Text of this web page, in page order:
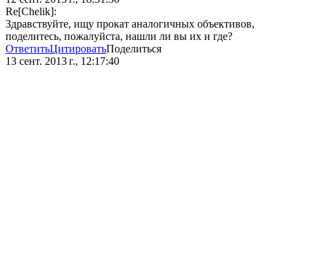
Re[Chelik]:
Здравствуйте, ищу прокат аналогичных объективов,
поделитесь, пожалуйста, нашли ли вы их и где?
ОтветитьЦитироватьПоделиться
13 сент. 2013 г., 12:17:40